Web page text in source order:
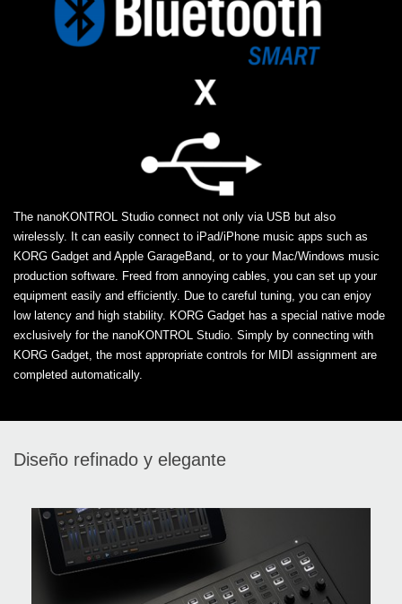
The nanoKONTROL Studio connect not only via USB but also
wirelessly. It can easily connect to iPad/iPhone music apps such as
KORG Gadget and Apple GarageBand, or to your Mac/Windows music
production software. Freed from annoying cables, you can set up your
equipment easily and efficiently. Due to careful tuning, you can enjoy
low latency and high stability. KORG Gadget has a special native mode
exclusively for the nanoKONTROL Studio. Simply by connecting with
KORG Gadget, the most appropriate controls for MIDI assignment are
completed automatically.
Diseño refinado y elegante